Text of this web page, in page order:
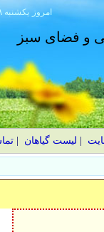
۱۴۰۵ يکشنبه ۱۸ مرداد امروز
و فضای سبز
لیست گیاهان |